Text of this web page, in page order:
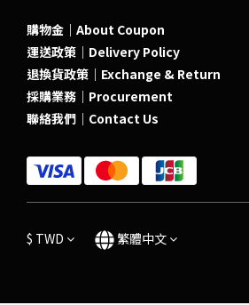
購物金｜About Coupon
運送政策｜Delivery Policy
退換貨政策｜Exchange & Return
採購業務｜Procurement
聯絡我們｜Contact Us
$ TWD 繁體中文